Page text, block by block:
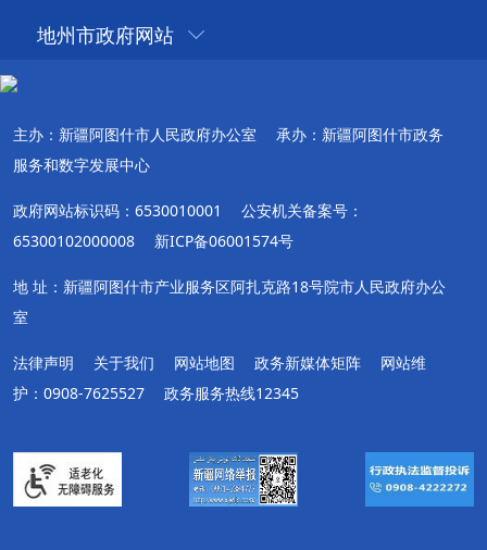
地州市政府网站
主办：新疆阿图什市人民政府办公室
承办：新疆阿图什市政务
服务和数字发展中心
政府网站标识码：6530010001
公安机关备案号：
65300102000008
新ICP备06001574号
地 址：新疆阿图什市产业服务区阿扎克路18号院市人民政府办公
室
法律声明 关于我们 网站地图 政务新媒体矩阵
网站维
护：0908-7625527
政务服务热线12345